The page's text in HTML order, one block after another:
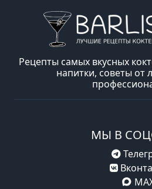
Рецепты самых вкусных
напитки, советы от
МЫ В